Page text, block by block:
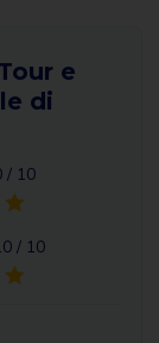
e
di
/ 10
/ 10